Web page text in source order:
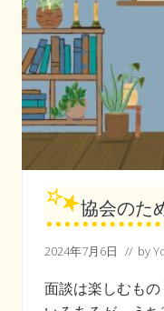
協会のた
2024年7月6日 // by
面談は楽しむも